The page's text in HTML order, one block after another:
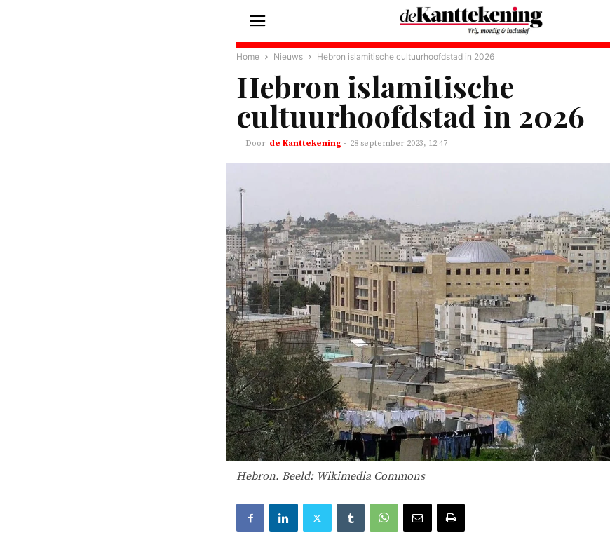
Home Nieuws Hebron islamitische cultuurhoofdstad in 2026
Hebron islamitische
cultuurhoofdstad in 2026
de Kanttekening - 28 september 2023, 12:47
Hebron. Beeld: Wikimedia Commons